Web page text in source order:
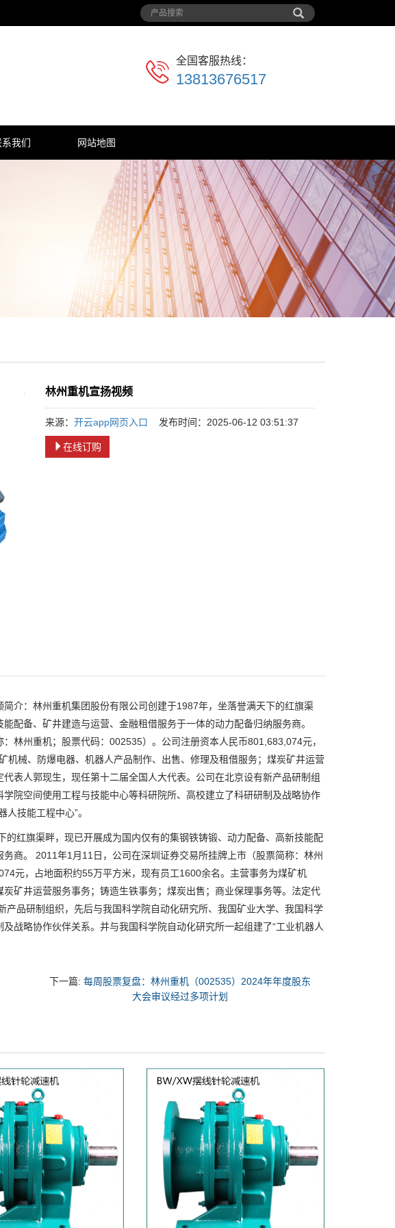
全国客服热线：
13813676517
我们 网站地图
林州重机宣扬视频
来源：开云app网页入口 发布时间：2025-06-12 03:51:37
在线订购
：林州重机集团股份有限公司创建于1987年，坐落誉满天下的红旗渠
配备、矿井建造与运营、金融租借服务于一体的动力配备归纳服务商。
林州重机；股票代码：002535）。公司注册资本人民币801,683,074元，
机械、防爆电器、机器人产品制作、出售、修理及租借服务；煤炭矿井运营
表人郭现生，现任第十二届全国人大代表。公司在北京设有新产品研制组
院空间使用工程与技能中心等科研院所、高校建立了科研研制及战略协作
技能工程中心”。
红旗渠畔，现已开展成为国内仅有的集钢铁铸锻、动力配备、高新技能配
商。 2011年1月11日，公司在深圳证券交易所挂牌上市（股票简称：林州
元，占地面积约55万平方米，现有员工1600余名。主营事务为煤矿机
矿井运营服务事务；铸造生铁事务；煤炭出售；商业保理事务等。法定代
品研制组织，先后与我国科学院自动化研究所、我国矿业大学、我国科学
战略协作伙伴关系。并与我国科学院自动化研究所一起组建了“工业机器人
下一篇:每周股票复盘：林州重机（002535）2024年年度股东
大会审议经过多项计划